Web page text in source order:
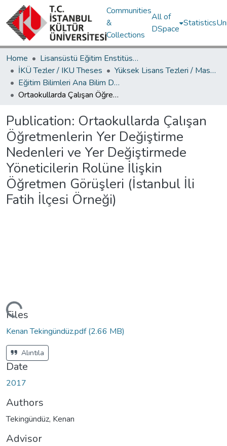
Communities
&
Collections
All of
DSpace
Statistics
Home
Lisansüstü Eğitim Enstitüsü / Postgraduate Education Institute
İKÜ Tezler / IKU Theses
Yüksek Lisans Tezleri / Master's Theses
Eğitim Bilimleri Ana Bilim Dalı / Department of Educational Sciences
Ortaokullarda Çalışan Öğretmenlerin Yer Değiştirme Nedenleri ve Yer Değiştirmede Yöneticilerin Rolüne İlişkin Öğretmen Görüşleri (İstanbul İli Fatih İlçesi Örneği)
Publication: Ortaokullarda Çalışan
Öğretmenlerin Yer Değiştirme
Nedenleri ve Yer Değiştirmede
Yöneticilerin Rolüne İlişkin
Öğretmen Görüşleri (İstanbul İli
Fatih İlçesi Örneği)
Files
Kenan Tekingündüz.pdf(2.66 MB)
Alıntıla
Date
2017
Authors
Tekingündüz, Kenan
Advisor